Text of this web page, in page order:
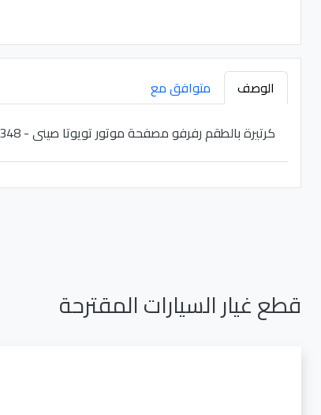
الوصف
متوافق مع
كرتيرة بالطقم رفرفو مصفحة موتور تويوتا صينى - 160348
قطع غيار السيارات المقترحة